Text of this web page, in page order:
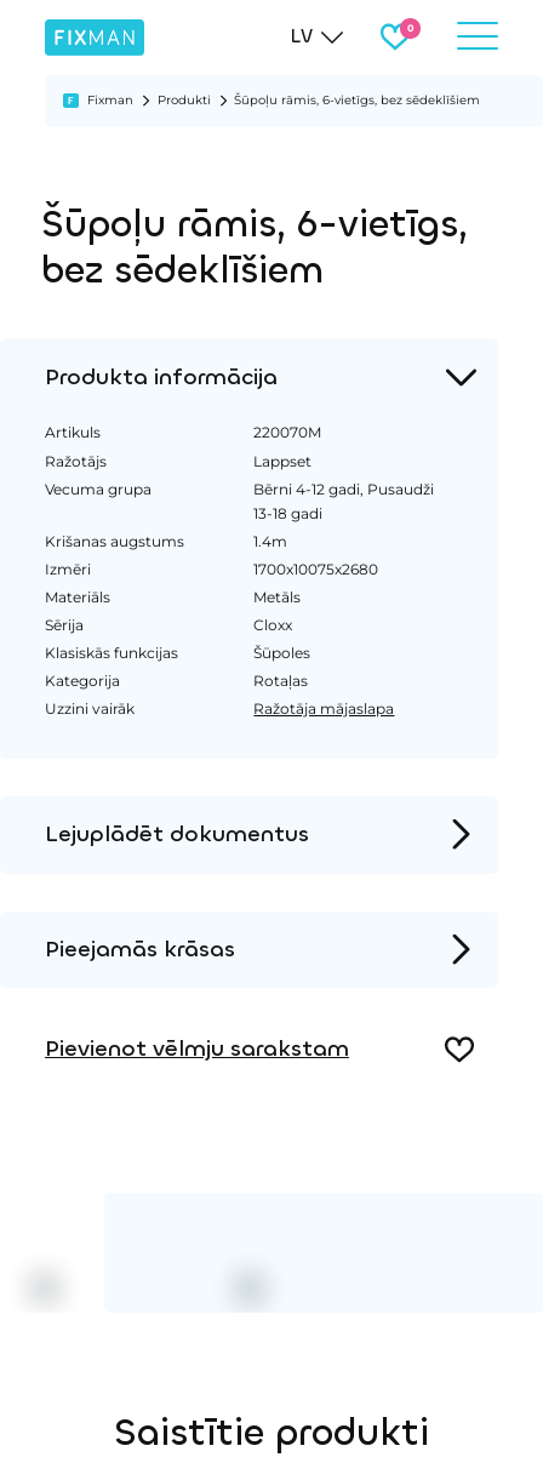
LV
Fixman Produkti Šūpoļu rāmis, 6-vietīgs, bez sēdeklīšiem
Šūpoļu rāmis, 6-vietīgs,
bez sēdeklīšiem
Produkta informācija
Artikuls
220070M
Ražotājs
Lappset
Vecuma grupa
Bērni 4-12 gadi, Pusaudži
13-18 gadi
Krišanas augstums
1.4m
Izmēri
1700x10075x2680
Materiāls
Metāls
Sērija
Cloxx
Klasiskās funkcijas
Šūpoles
Kategorija
Rotaļas
Uzzini vairāk
Ražotāja mājaslapa
Lejuplādēt dokumentus
2D DWG – Sānu skats
3D DWG
Pieejamās krāsas
Pievienot vēlmju sarakstam
Saistītie produkti